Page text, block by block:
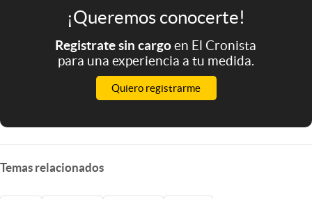
¡Queremos conocerte!
Registrate sin cargoen El Cronista
para una experiencia a tu medida.
Quiero registrarme
Temas relacionados